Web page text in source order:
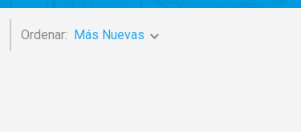
Ordenar: Más Nuevas